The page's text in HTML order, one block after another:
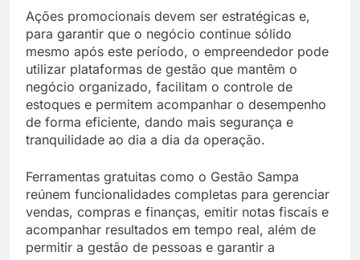
Ações promocionais devem ser estratégicas e,
para garantir que o negócio continue sólido
mesmo após este período, o empreendedor pode
utilizar plataformas de gestão que mantêm o
negócio organizado, facilitam o controle de
estoques e permitem acompanhar o desempenho
de forma eficiente, dando mais segurança e
tranquilidade ao dia a dia da operação.
Ferramentas gratuitas como o Gestão Sampa
reúnem funcionalidades completas para gerenciar
vendas, compras e finanças, emitir notas fiscais e
acompanhar resultados em tempo real, além de
permitir a gestão de pessoas e garantir a